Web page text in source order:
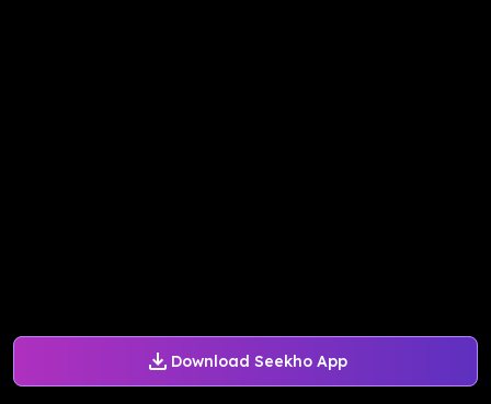
Download Seekho App